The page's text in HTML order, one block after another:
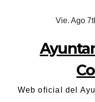
Vie. Ago
Web oficial del